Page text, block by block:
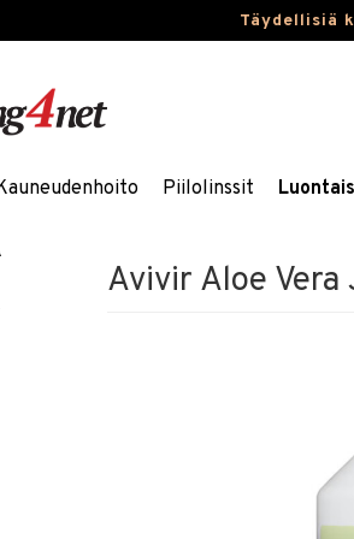
Täydellisiä
Piilolinssit
Avivir Aloe Vera